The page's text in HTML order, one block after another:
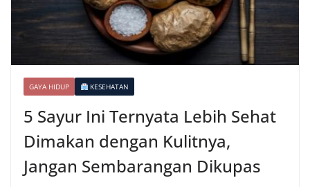
GAYA HIDUP KESEHATAN
5 Sayur Ini Ternyata Lebih Sehat
Dimakan dengan Kulitnya,
Jangan Sembarangan Dikupas